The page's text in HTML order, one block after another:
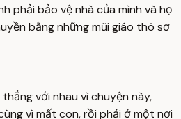
phải bảo vệ nhà của mình và họ
bằng những mũi giáo thô sơ
với nhau vì chuyện này,
vì mất con, rồi phải ở một nơi